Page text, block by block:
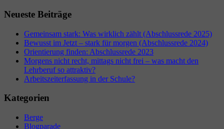
Neueste Beiträge
Gemeinsam stark: Was wirklich zählt (Abschlussrede 2025)
Bewusst im Jetzt – stark für morgen (Abschlussrede 2024)
Orientierung finden: Abschlussrede 2023
Morgens nicht recht, mittags nicht frei – was macht den
Lehrberuf so attraktiv?
Arbeitszeiterfassung in der Schule?
Kategorien
Berge
Blogparade